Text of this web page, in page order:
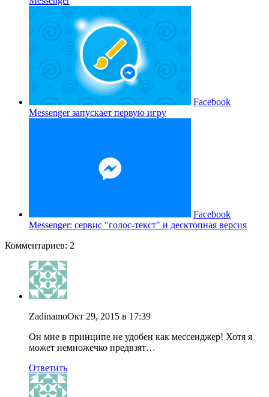
Facebook
Messenger запускает первую игру
Facebook
Messenger: сервис "голос-текст" и десктопная версия
Комментариев: 2
ZadinamoОкт 29, 2015 в 17:39
Он мне в принципе не удобен как мессенджер! Хотя я
может немножечко предвзят…
Ответить